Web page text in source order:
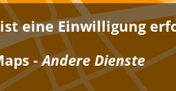
eine Einwilligung
-Andere Dienste